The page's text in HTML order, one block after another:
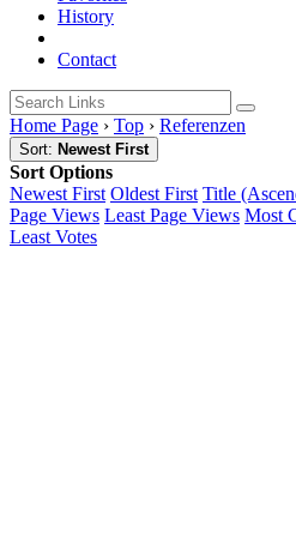
History
Contact
Home Page › Top › Referenzen
Sort: Newest First
Sort Options
Newest First Oldest First Title
Page Views Least Page Views Most
Least Votes